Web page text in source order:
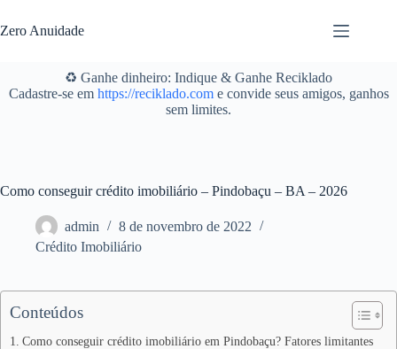
para
o
Zero Anuidade
♻️ Ganhe dinheiro: Indique & Ganhe Reciklado
Cadastre-se em https://reciklado.come convide seus amigos, ganhos
sem limites.
Como conseguir crédito imobiliário – Pindobaçu – BA – 2026
admin
8 de novembro de 2022
Crédito Imobiliário
Conteúdos
Como conseguir crédito imobiliário em Pindobaçu? Fatores limitantes